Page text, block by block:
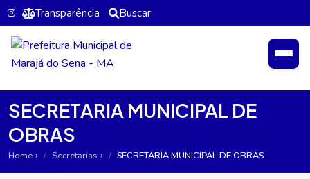
Transparência Buscar
SECRETARIA MUNICIPAL DE
OBRAS
Home Secretarias SECRETARIA MUNICIPAL DE OBRAS